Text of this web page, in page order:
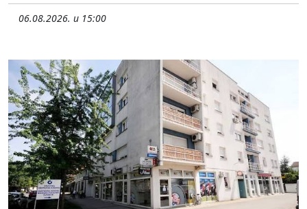
06.08.2026. u 15:00